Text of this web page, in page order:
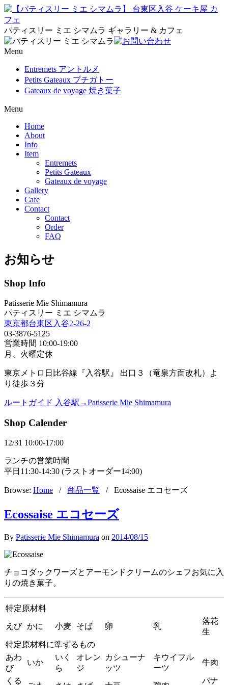
パティスリー ミエ シマムラ ギャラリー & カフェ
Menu
Entremets アントルメ
Petits Gateaux プチガトー
Gateaux de voyage 焼き菓子
Menu
Home
About
Info
Item
Entremets
Petits Gateaux
Gateaux de voyage
Gallery
Cafe
Contact
Contact
Order
FAQ
お知らせ
Shop Info
Patisserie Mie Shimamura
パティスリー ミエ シマムラ
東京都台東区入谷2-26-2
03-3876-5125
営業時間 10:00-19:00
月、火曜定休
東京メトロ日比谷線『入谷駅』 出口３（竜泉方面改札）よ
り徒歩３分
ルートガイド 入谷駅→Patisserie Mie Shimamura
Shop Calender
12/31 10:00-17:00
ランチの営業時間
平日11:30-14:30 (ラストオーダー14:00)
Browse: Home / 商品一覧 / Ecossaise エコセーズ
Ecossaise エコセーズ
By Patisserie Mie Shimamura on 2014/08/15
チョコダックワーズとアーモンドクリームのシェフお気に入
りの焼き菓子。
特定原材料
えび かに 小麦 そば 卵 乳
落花
生
特定原材料に準ずるもの
あわ
び
いか
いく
ら
オレン
ジ
カシューナ
ッツ
キウイフル
ーツ
牛肉
くる バナ